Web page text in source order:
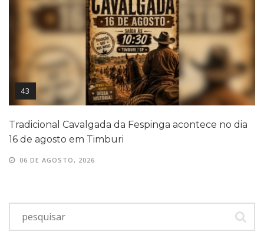
43
Tradicional Cavalgada da Fespinga acontece no dia
16 de agosto em Timburi
06 DE AGOSTO, 2026